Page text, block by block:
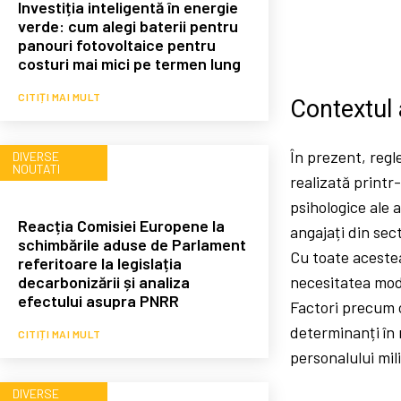
Investiția inteligentă în energie
verde: cum alegi baterii pentru
panouri fotovoltaice pentru
costuri mai mici pe termen lung
CITIȚI MAI MULT
DIVERSE
NOUTATI
Reacția Comisiei Europene la
schimbările aduse de Parlament
referitoare la legislația
decarbonizării și analiza
efectului asupra PNRR
CITIȚI MAI MULT
DIVERSE
Contextul
În prezent,
realizată
psihologice ale
angajați din
Cu toate
necesitatea
Factori precum
determinanți în
personalului